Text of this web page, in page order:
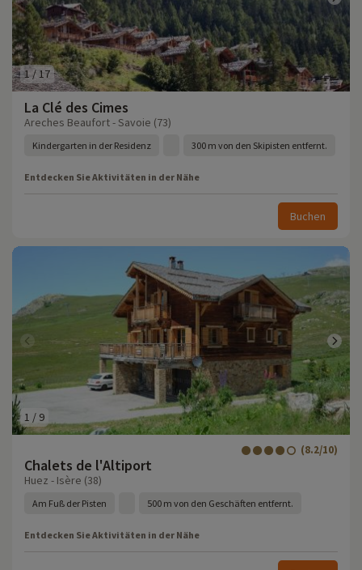
1/17
La Clé des Cimes
Areches Beaufort - Savoie (73)
Kindergarten in der Residenz 300 m von den Skipisten entfernt.
Entdecken Sie Aktivitäten in der Nähe
Buchen
1 / 9
Chalets de l'Altiport
(8.2/10)
Huez - Isère (38)
Am Fuß der Pisten 500 m von den Geschäften entfernt.
Entdecken Sie Aktivitäten in der Nähe